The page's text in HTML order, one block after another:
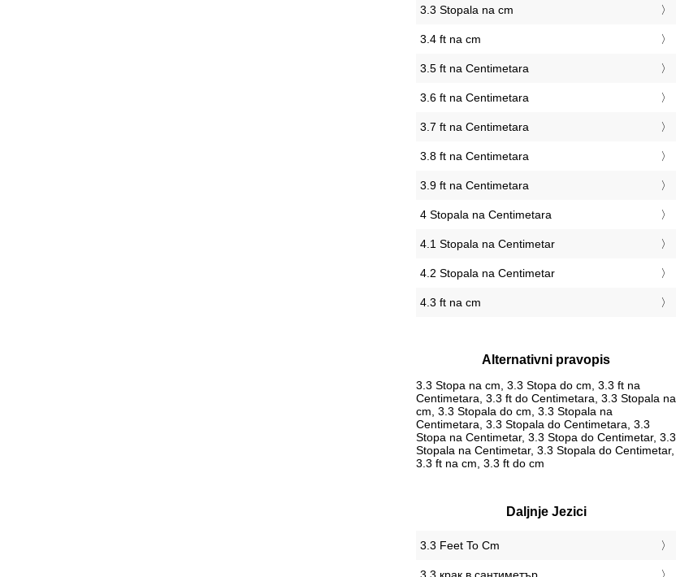
3.3 Stopala na cm
3.4 ft na cm
3.5 ft na Centimetara
3.6 ft na Centimetara
3.7 ft na Centimetara
3.8 ft na Centimetara
3.9 ft na Centimetara
4 Stopala na Centimetara
4.1 Stopala na Centimetar
4.2 Stopala na Centimetar
4.3 ft na cm
Alternativni pravopis
3.3 Stopa na cm, 3.3 Stopa do cm, 3.3 ft na
Centimetara, 3.3 ft do Centimetara, 3.3 Stopala na
cm, 3.3 Stopala do cm, 3.3 Stopala na
Centimetara, 3.3 Stopala do Centimetara, 3.3
Stopa na Centimetar, 3.3 Stopa do Centimetar, 3.3
Stopala na Centimetar, 3.3 Stopala do Centimetar,
3.3 ft na cm, 3.3 ft do cm
Daljnje Jezici
‎3.3 Feet To Cm